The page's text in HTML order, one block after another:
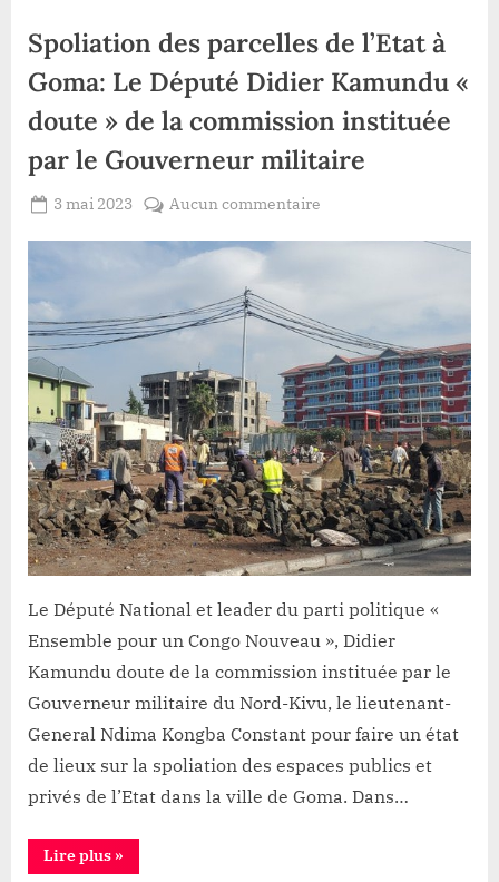
Spoliation des parcelles de l’Etat à
Goma: Le Député Didier Kamundu «
doute » de la commission instituée
par le Gouverneur militaire
Posted
3 mai 2023
Lacloche
Aucun commentaire
l’Etat
à
Goma:
Le
Député
Didier
Kamundu
«
doute
»
la
commission
instituée
le
Gouverneur
militaire
Le Député National et leader du parti politique «
Ensemble pour un Congo Nouveau », Didier
Kamundu doute de la commission instituée par le
Gouverneur militaire du Nord-Kivu, le lieutenant-
General Ndima Kongba Constant pour faire un état
de lieux sur la spoliation des espaces publics et
privés de l’Etat dans la ville de Goma. Dans…
Lire plus“Spoliation
des
»